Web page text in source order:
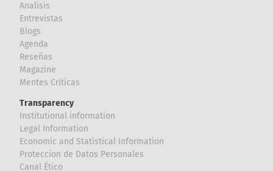
Analisis
Entrevistas
Blogs
Agenda
Reseñas
Magazine
Mentes Críticas
Transparency
Institutional information
Legal Information
Economic and Statistical Information
Proteccion de Datos Personales
Canal Ético